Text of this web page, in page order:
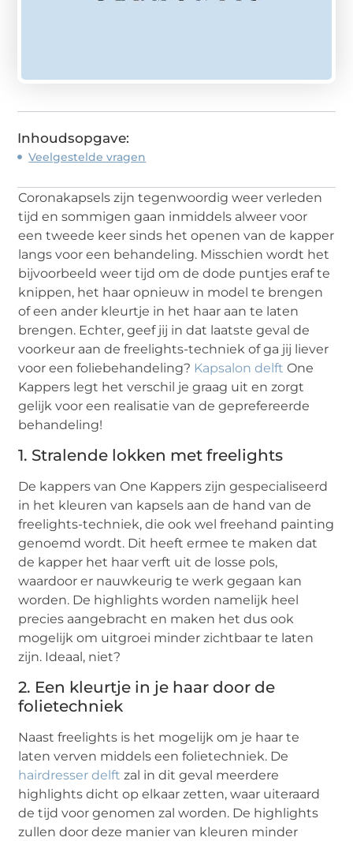
Inhoudsopgave:
Veelgestelde vragen
Coronakapsels zijn tegenwoordig weer verleden
tijd en sommigen gaan inmiddels alweer voor
een tweede keer sinds het openen van de kapper
langs voor een behandeling. Misschien wordt het
bijvoorbeeld weer tijd om de dode puntjes eraf te
knippen, het haar opnieuw in model te brengen
of een ander kleurtje in het haar aan te laten
brengen. Echter, geef jij in dat laatste geval de
voorkeur aan de freelights-techniek of ga jij liever
voor een foliebehandeling? Kapsalon delft One
Kappers legt het verschil je graag uit en zorgt
gelijk voor een realisatie van de geprefereerde
behandeling!
1. Stralende lokken met freelights
De kappers van One Kappers zijn gespecialiseerd
in het kleuren van kapsels aan de hand van de
freelights-techniek, die ook wel freehand painting
genoemd wordt. Dit heeft ermee te maken dat
de kapper het haar verft uit de losse pols,
waardoor er nauwkeurig te werk gegaan kan
worden. De highlights worden namelijk heel
precies aangebracht en maken het dus ook
mogelijk om uitgroei minder zichtbaar te laten
zijn. Ideaal, niet?
2. Een kleurtje in je haar door de
folietechniek
Naast freelights is het mogelijk om je haar te
laten verven middels een folietechniek. De
hairdresser delft zal in dit geval meerdere
highlights dicht op elkaar zetten, waar uiteraard
de tijd voor genomen zal worden. De highlights
zullen door deze manier van kleuren minder